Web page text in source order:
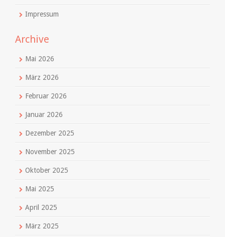
Impressum
Archive
Mai 2026
März 2026
Februar 2026
Januar 2026
Dezember 2025
November 2025
Oktober 2025
Mai 2025
April 2025
März 2025